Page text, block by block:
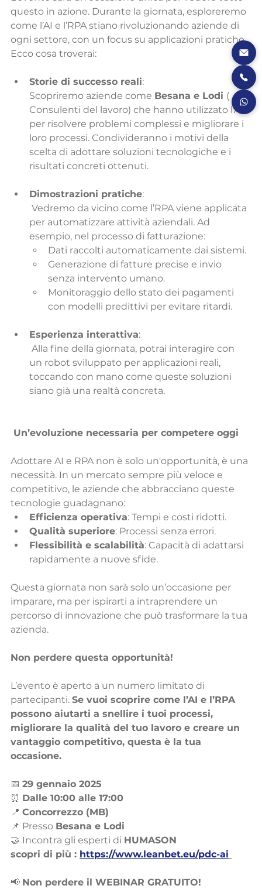
questo in azione. Durante la giornata, esploreremo
come l’AI e l’RPA stiano rivoluzionando aziende di
ogni settore, con un focus su applicazioni pratiche.
Ecco cosa troverai:
Storie di successo reali:
Scopriremo aziende come Besana e Lodi (
Consulenti del lavoro) che hanno utilizzato l’AI
per risolvere problemi complessi e migliorare i
loro processi. Condivideranno i motivi della
scelta di adottare soluzioni tecnologiche e i
risultati concreti ottenuti.
Dimostrazioni pratiche:
per automatizzare attività aziendali. Ad
esempio, nel processo di fatturazione:
Dati raccolti automaticamente dai sistemi.
Generazione di fatture precise e invio
senza intervento umano.
Monitoraggio dello stato dei pagamenti
con modelli predittivi per evitare ritardi.
Esperienza interattiva:
un robot sviluppato per applicazioni reali,
toccando con mano come queste soluzioni
siano già una realtà concreta.
Un’evoluzione necessaria per competere oggi
Adottare AI e RPA non è solo un'opportunità, è una
necessità. In un mercato sempre più veloce e
competitivo, le aziende che abbracciano queste
tecnologie guadagnano:
Efficienza operativa: Tempi e costi ridotti.
Qualità superiore: Processi senza errori.
Flessibilità e scalabilità: Capacità di adattarsi
rapidamente a nuove sfide.
Questa giornata non sarà solo un’occasione per
imparare, ma per ispirarti a intraprendere un
percorso di innovazione che può trasformare la tua
azienda.
Non perdere questa opportunità!
L’evento è aperto a un numero limitato di
partecipanti. Se vuoi scoprire come l’AI e l’RPA
possono aiutarti a snellire i tuoi processi,
migliorare la qualità del tuo lavoro e creare un
vantaggio competitivo, questa è la tua
occasione.
📅 29 gennaio 2025
⏰ Dalle 10:00 alle 17:00
📍 Concorrezzo (MB)
📌 Presso Besana e Lodi
🤝 Incontra gli esperti di HUMASON
scopri di più : https://www.leanbet.eu/pdc-ai
📢 Non perdere il WEBINAR GRATUITO!